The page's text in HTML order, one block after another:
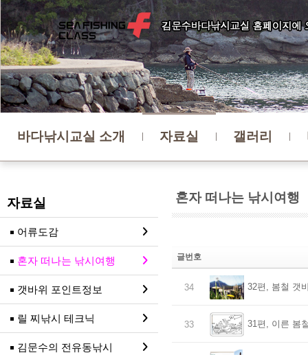
바다낚시교실 소개 자료실 갤러리
혼자 떠나는 낚시여행
자료실
어류도감
혼자 떠나는 낚시여행
갯바위 포인트정보
릴 찌낚시 테크닉
김문수의 전유동낚시
글번호
34 32편, 봄철 갯
33 31편, 이른 봄